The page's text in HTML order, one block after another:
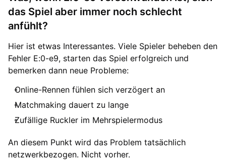
das Spiel aber immer noch schlecht
anfühlt?
Hier ist etwas Interessantes. Viele Spieler beheben den
Fehler E:0-e9, starten das Spiel erfolgreich und
bemerken dann neue Probleme:
Online-Rennen fühlen sich verzögert an
Matchmaking dauert zu lange
Zufällige Ruckler im Mehrspielermodus
An diesem Punkt wird das Problem tatsächlich
netzwerkbezogen. Nicht vorher.